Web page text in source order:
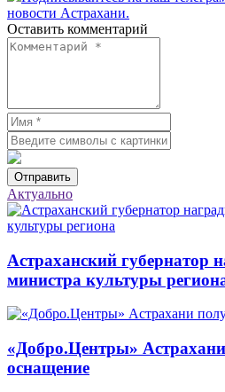
новости Астрахани.
Оставить комментарий
Отправить
Актуально
Астраханский губернатор
министра культуры
«Добро.Центры»
оснащение